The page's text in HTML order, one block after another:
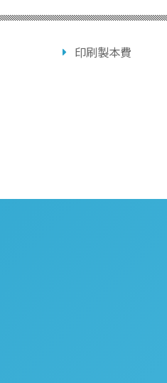
印刷製本費